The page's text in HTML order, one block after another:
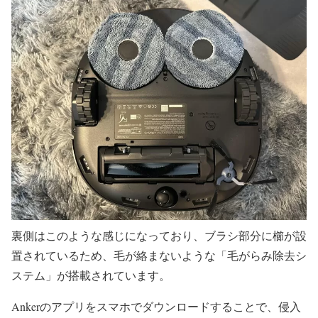
裏側はこのような感じになっており、ブラシ部分に櫛が設
置されているため、毛が絡まないような「毛がらみ除去シ
ステム」が搭載されています。
Ankerのアプリをスマホでダウンロードすることで、侵入